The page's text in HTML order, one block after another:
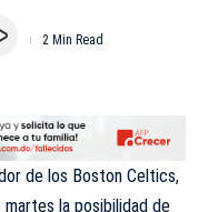
2 Min Read
de los Boston Celtics,
la posibilidad de